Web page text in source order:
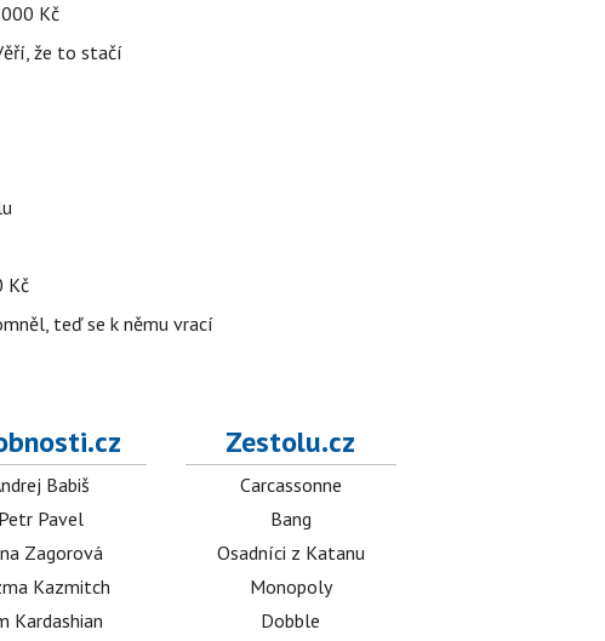
Kč
že to stačí
Kč
teď se k němu vrací
Babiš
Petr Pavel
Zagorová
Kazmitch
Kardashian
Zestolu.cz
Carcassonne
Bang
Osadníci z Katanu
Monopoly
Dobble